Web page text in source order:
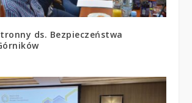
ds. Bezpieczeństwa